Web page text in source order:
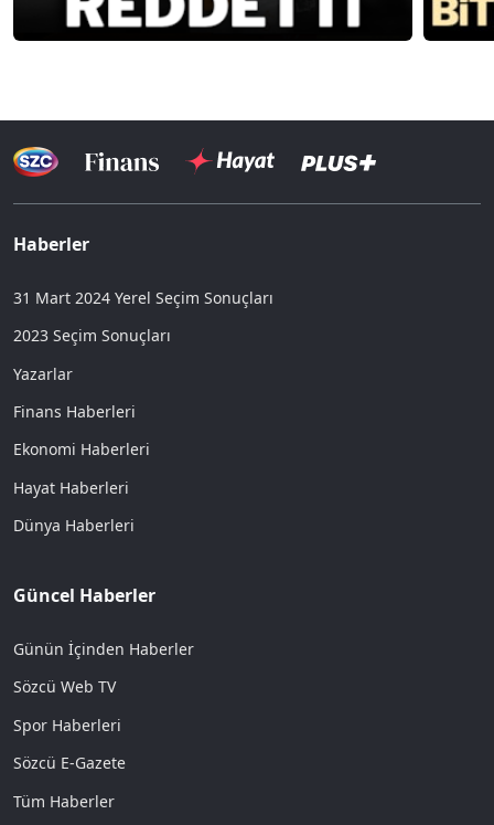
Haberler
31 Mart 2024 Yerel Seçim Sonuçları
2023 Seçim Sonuçları
Yazarlar
Finans Haberleri
Ekonomi Haberleri
Hayat Haberleri
Dünya Haberleri
Güncel Haberler
Günün İçinden Haberler
Sözcü Web TV
Spor Haberleri
Sözcü E-Gazete
Tüm Haberler